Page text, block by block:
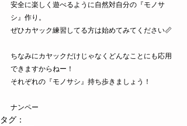
安全に楽しく遊べるように自然対自分の『モノサ
シ』作り。
ぜひカヤック練習してる方は始めてみてください📏
ちなみにカヤックだけじゃなくどんなことにも応用
できますからねー！
それぞれの『モノサシ』持ち歩きましょう！
ナンペー
タグ：